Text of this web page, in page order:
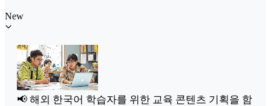
New
📢 해외 한국어 학습자를 위한 교육 콘텐츠 기획을 함